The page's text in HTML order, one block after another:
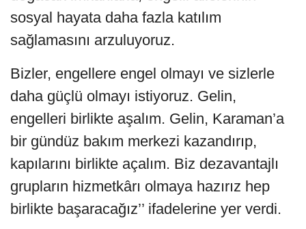
sosyal hayata daha fazla katılım
sağlamasını arzuluyoruz.
Bizler, engellere engel olmayı ve sizlerle
daha güçlü olmayı istiyoruz. Gelin,
engelleri birlikte aşalım. Gelin, Karaman’a
bir gündüz bakım merkezi kazandırıp,
kapılarını birlikte açalım. Biz dezavantajlı
grupların hizmetkârı olmaya hazırız hep
birlikte başaracağız’’ ifadelerine yer verdi.